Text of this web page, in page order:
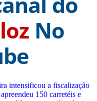
No